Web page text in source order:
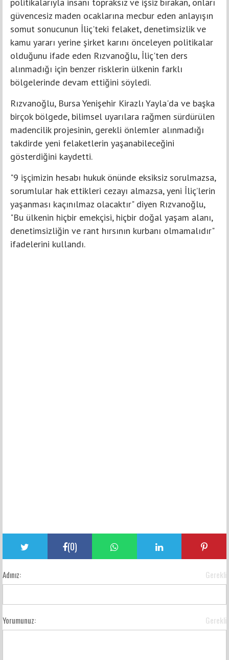
güvencesiz maden ocaklarına mecbur eden anlayışın
somut sonucunun İliç'teki felaket, denetimsizlik ve
kamu yararı yerine şirket karını önceleyen politikalar
olduğunu ifade eden Rızvanoğlu, İliç'ten ders
alınmadığı için benzer risklerin ülkenin farklı
bölgelerinde devam ettiğini söyledi.
Rızvanoğlu, Bursa Yenişehir Kirazlı Yayla'da ve başka
birçok bölgede, bilimsel uyarılara rağmen sürdürülen
madencilik projesinin, gerekli önlemler alınmadığı
takdirde yeni felaketlerin yaşanabileceğini
gösterdiğini kaydetti.
"9 işçimizin hesabı hukuk önünde eksiksiz sorulmazsa,
sorumlular hak ettikleri cezayı almazsa, yeni İliç’lerin
yaşanması kaçınılmaz olacaktır" diyen Rızvanoğlu,
"Bu ülkenin hiçbir emekçisi, hiçbir doğal yaşam alanı,
denetimsizliğin ve rant hırsının kurbanı olmamalıdır"
ifadelerini kullandı.
(0)
Adınız: Gerekli
Yorumunuz: Gerekli